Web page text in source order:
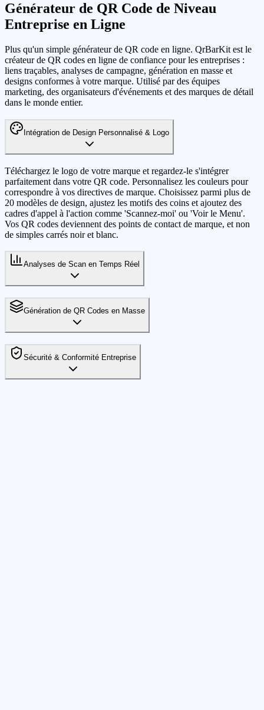
Générateur de QR Code de Niveau
Entreprise en Ligne
Plus qu'un simple générateur de QR code en ligne. QrBarKit est le
créateur de QR codes en ligne de confiance pour les entreprises :
liens traçables, analyses de campagne, génération en masse et
designs conformes à votre marque. Utilisé par des équipes
marketing, des organisateurs d'événements et des marques de détail
dans le monde entier.
Intégration de Design Personnalisé & Logo
Téléchargez le logo de votre marque et regardez-le s'intégrer
parfaitement dans votre QR code. Personnalisez les couleurs pour
correspondre à vos directives de marque. Choisissez parmi plus de
20 modèles de design, ajustez les motifs des coins et ajoutez des
cadres d'appel à l'action comme 'Scannez-moi' ou 'Voir le Menu'.
Vos QR codes deviennent des points de contact de marque, et non
de simples carrés noir et blanc.
Analyses de Scan en Temps Réel
Génération de QR Codes en Masse
Sécurité & Conformité Entreprise